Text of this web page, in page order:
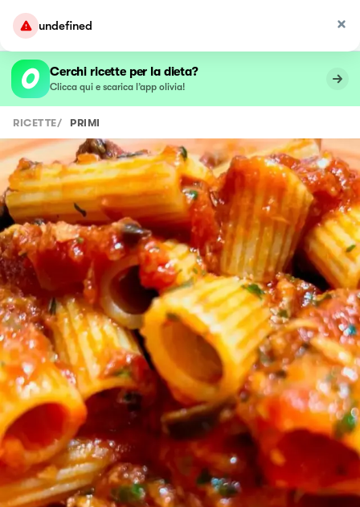
undefined
Cerchi ricette per la dieta?
Clicca qui e scarica l’app olivia!
RICETTE/ PRIMI